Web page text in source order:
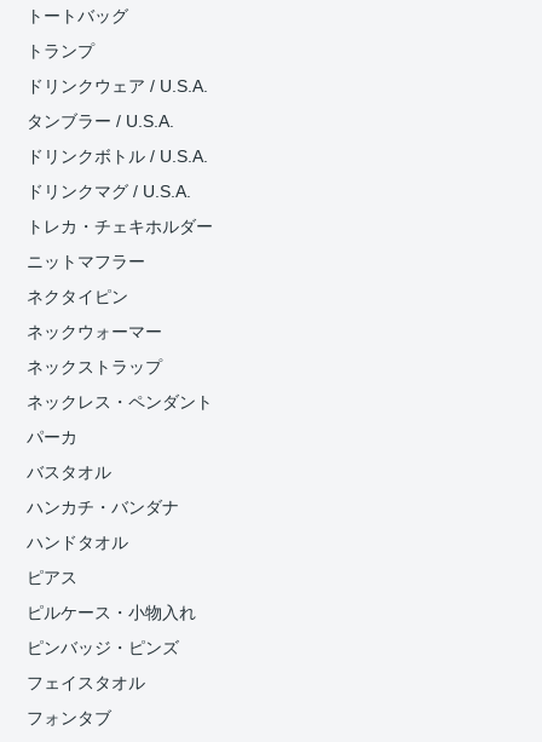
トートバッグ
トランプ
ドリンクウェア / U.S.A.
タンブラー / U.S.A.
ドリンクボトル / U.S.A.
ドリンクマグ / U.S.A.
トレカ・チェキホルダー
ニットマフラー
ネクタイピン
ネックウォーマー
ネックストラップ
ネックレス・ペンダント
パーカ
バスタオル
ハンカチ・バンダナ
ハンドタオル
ピアス
ピルケース・小物入れ
ピンバッジ・ピンズ
フェイスタオル
フォンタブ